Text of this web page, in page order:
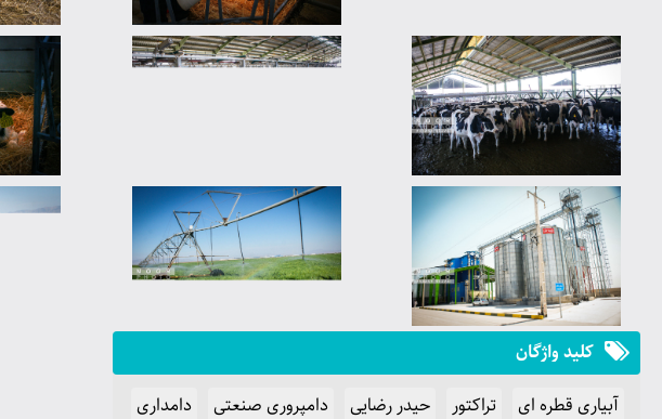
کلید واژگان
آبیاری قطره ای
تراکتور حیدر رضایی دامپروری صنعتی
دامداری